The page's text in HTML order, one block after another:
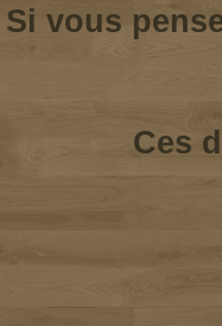
Si vous
Ces